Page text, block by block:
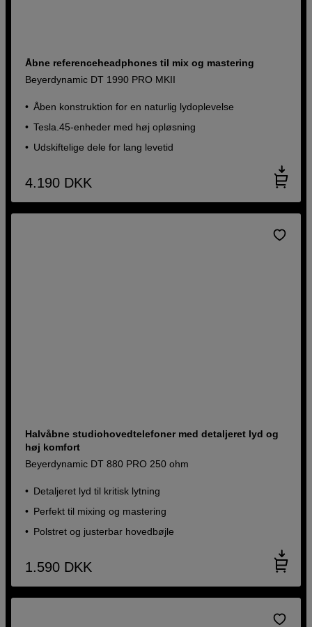
Åbne referenceheadphones til mix og mastering
Beyerdynamic DT 1990 PRO MKII
Åben konstruktion for en naturlig lydoplevelse
Tesla.45-enheder med høj opløsning
Udskiftelige dele for lang levetid
4.190 DKK
Halvåbne studiohovedtelefoner med detaljeret lyd og
høj komfort
Beyerdynamic DT 880 PRO 250 ohm
Detaljeret lyd til kritisk lytning
Perfekt til mixing og mastering
Polstret og justerbar hovedbøjle
1.590 DKK